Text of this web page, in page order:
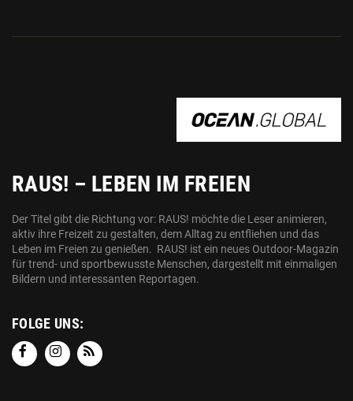
RAUS! – LEBEN IM FREIEN
Der Titel gibt die Richtung vor: RAUS! möchte die Leser animieren,
aktiv ihre Freizeit zu gestalten, dem Alltag zu entfliehen und das
Leben im Freien zu genießen. RAUS! ist ein neues Outdoor-Magazin
für trend- und sportbewusste Menschen, dargestellt mit einmaligen
Bildern und interessanten Reportagen.
FOLGE UNS: